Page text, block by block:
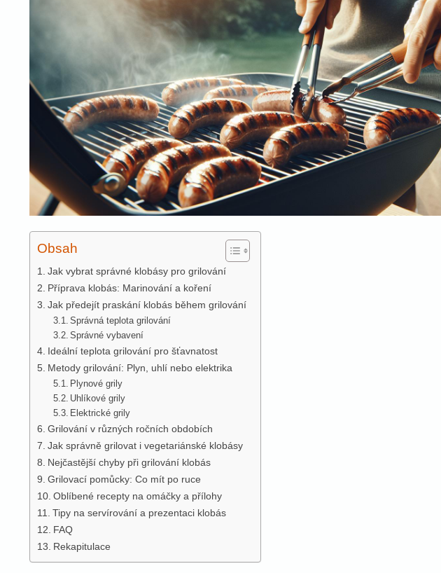
Obsah
Jak vybrat správné klobásy pro grilování
Příprava klobás: Marinování a koření
Jak předejít praskání klobás během grilování
Správná teplota grilování
Správné vybavení
Ideální teplota grilování pro šťavnatost
Metody grilování: Plyn, uhlí nebo elektrika
Plynové grily
Uhlíkové grily
Elektrické grily
Grilování v různých ročních obdobích
Jak správně grilovat i vegetariánské klobásy
Nejčastější chyby při grilování klobás
Grilovací pomůcky: Co mít po ruce
Oblíbené recepty na omáčky a přílohy
Tipy na servírování a prezentaci klobás
FAQ
Rekapitulace